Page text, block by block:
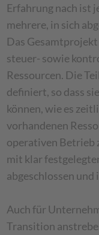
Erfahrung nach ist
mehrere, in sich
Das
steuer- sowie
Ressourcen. Die
definiert, so dass
können, wie es
vorhandenen
operativen Betrieb
mit klar
abgeschlossen
Auch für
Transition